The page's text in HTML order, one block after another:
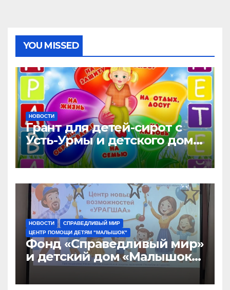
YOU MISSED
НОВОСТИ
Грант для детей-сирот с
Усть-Урмы и детского дома
«Малышок»
НОВОСТИ
СПРАВЕДЛИВЫЙ МИР
ЦЕНТР ПОМОЩИ ДЕТЯМ "МАЛЫШОК"
Фонд «Справедливый мир»
и детский дом «Малышок»
открыли центр новых
возможностей «УРАГШАА»